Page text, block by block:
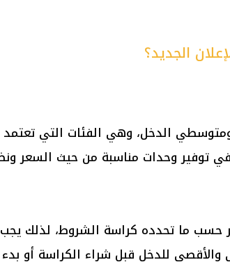
الجديد؟
الدخل، وهي الفئات التي تعتمد
توفير وحدات مناسبة من حيث السعر
حسب ما تحدده كراسة الشروط، لذلك يجب
للدخل قبل شراء الكراسة أو بدء